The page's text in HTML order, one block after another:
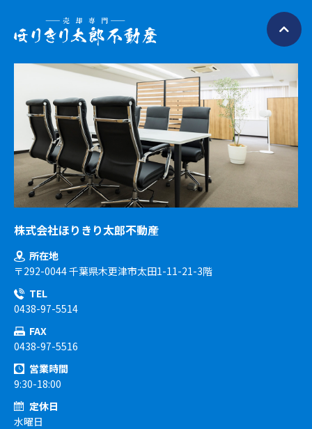
株式会社ほりきり太郎不動産
所在地
〒292-0044 千葉県木更津市太田1-11-21-3階
TEL
0438-97-5514
FAX
0438-97-5516
営業時間
9:30-18:00
定休日
水曜日